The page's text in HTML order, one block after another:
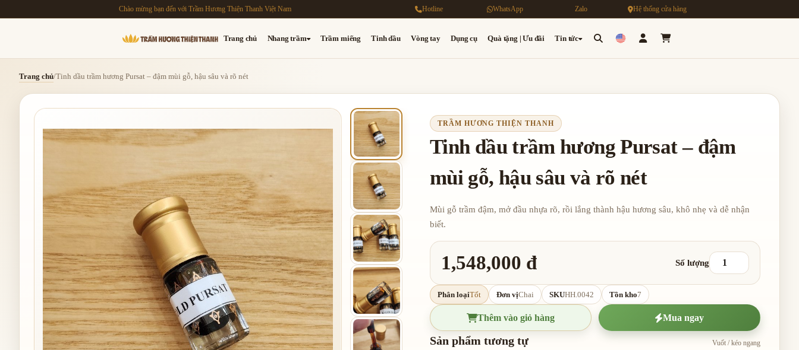
Chào mừng bạn đến với Trầm Hương Thiện Thanh Việt Nam Hotline WhatsApp Zalo Hệ thống cửa hàng
Trang chủ Nhang trầm Trầm miếng Tinh dầu Vòng tay Dụng cụ Quà tặng | Ưu đãi Tin tức
Trang chủ/Tinh dầu trầm hương Pursat – đậm mùi gỗ, hậu sâu và rõ nét
TRẦM HƯƠNG THIỆN THANH
Tinh dầu trầm hương Pursat – đậm
mùi gỗ, hậu sâu và rõ nét
Mùi gỗ trầm đậm, mở đầu nhựa rõ, rồi lắng thành hậu hương sâu, khô nhẹ và dễ nhận
biết.
1,548,000 đ Số lượng
Phân loạiTốt Đơn vịChai SKUHH.0042 Tồn kho7
Thêm vào giỏ hàng Mua ngay
Sản phẩm tương tự Vuốt / kéo ngang